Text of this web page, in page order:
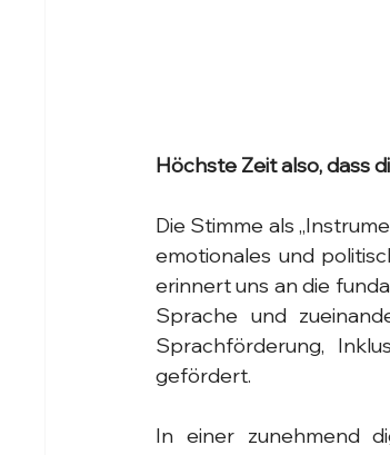
Höchste Zeit also, dass
Die Stimme als
emotionales und
erinnert uns an die
Sprache und
Sprachförderung,
gefördert.
In einer zunehmend